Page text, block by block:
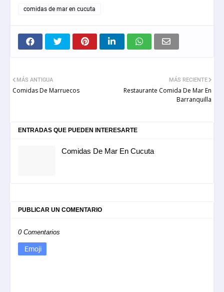
comidas de mar en cucuta
MÁS RECIENTE
Restaurante Comida De Mar En
Barranquilla
MÁS ANTIGUA
Comidas De Marruecos
ENTRADAS QUE PUEDEN INTERESARTE
Comidas De Mar En Cucuta
PUBLICAR UN COMENTARIO
0 Comentarios
Emoji